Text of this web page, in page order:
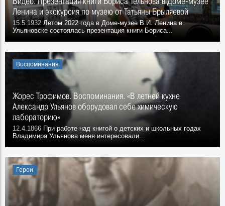
Ленина и экскурсия по музею от Татьяны Брыляевой
15.5.1932 Летом 2022 года в Доме-музее В.И. Ленина в
Ульяновске состоялась презентация книги Бориса...
Воспоминания
Жорес Трофимов. Воспоминания. «В летней кухне
Александр Ульянов оборудовал себе химическую
лабораторию»
12.4.1866 При работе над книгой о детских и школьных годах
Владимира Ульянова меня интересовали...
Герои